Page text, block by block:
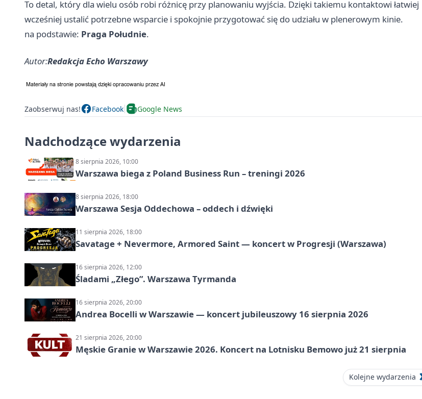
To detal, który dla wielu osób robi różnicę przy planowaniu wyjścia. Dzięki takiemu kontaktowi łatwiej
wcześniej ustalić potrzebne wsparcie i spokojnie przygotować się do udziału w plenerowym kinie.
na podstawie: Praga Południe.
Autor:Redakcja Echo Warszawy
Zaobserwuj nas! Facebook Google News
Nadchodzące wydarzenia
8 sierpnia 2026, 10:00
Warszawa biega z Poland Business Run – treningi 2026
8 sierpnia 2026, 18:00
Warszawa Sesja Oddechowa – oddech i dźwięki
11 sierpnia 2026, 18:00
Savatage + Nevermore, Armored Saint — koncert w Progresji (Warszawa)
16 sierpnia 2026, 12:00
Śladami „Złego”. Warszawa Tyrmanda
16 sierpnia 2026, 20:00
Andrea Bocelli w Warszawie — koncert jubileuszowy 16 sierpnia 2026
21 sierpnia 2026, 20:00
Męskie Granie w Warszawie 2026. Koncert na Lotnisku Bemowo już 21 sierpnia
Kolejne wydarzenia